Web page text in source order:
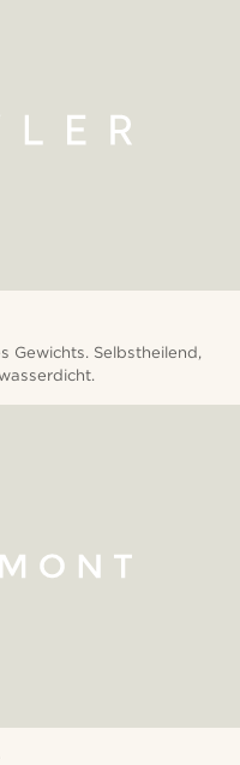
Gewichts. Selbstheilend,